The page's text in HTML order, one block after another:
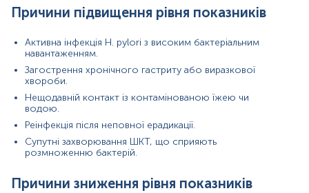
Профілактична медицина: скринінг у групах
підвищеного ризику або в ендемічних регіонах.
Що може вплинути на результати
Нещодавній прийом антибіотиків.
Використання інгібіторів протонної помпи або
препаратів вісмуту.
Неправильне зберігання зразка або вплив
високих температур.
Недостатній об’єм матеріалу.
Контамінація зразка сторонньою ДНК.
Тривалий інтервал між забором і доставкою до
Причини підвищення рівня показників
Активна інфекція H. pylori з високим бактеріальним
навантаженням.
Загострення хронічного гастриту або виразкової
хвороби.
Нещодавній контакт із контамінованою їжею чи
водою.
Реінфекція після неповної ерадикації.
Супутні захворювання ШКТ, що сприяють
розмноженню бактерій.
Причини зниження рівня показників